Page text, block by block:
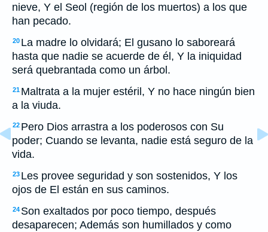
nieve, Y el Seol (región de los muertos) a los que
han pecado.
20 La madre lo olvidará; El gusano lo saboreará
hasta que nadie se acuerde de él, Y la iniquidad
será quebrantada como un árbol.
21 Maltrata a la mujer estéril, Y no hace ningún bien
a la viuda.
22 Pero Dios arrastra a los poderosos con Su
poder; Cuando se levanta, nadie está seguro de la
vida.
23 Les provee seguridad y son sostenidos, Y los
ojos de El están en sus caminos.
24 Son exaltados por poco tiempo, después
desaparecen; Además son humillados y como